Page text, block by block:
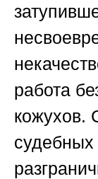
работа
кожухов.
судебных